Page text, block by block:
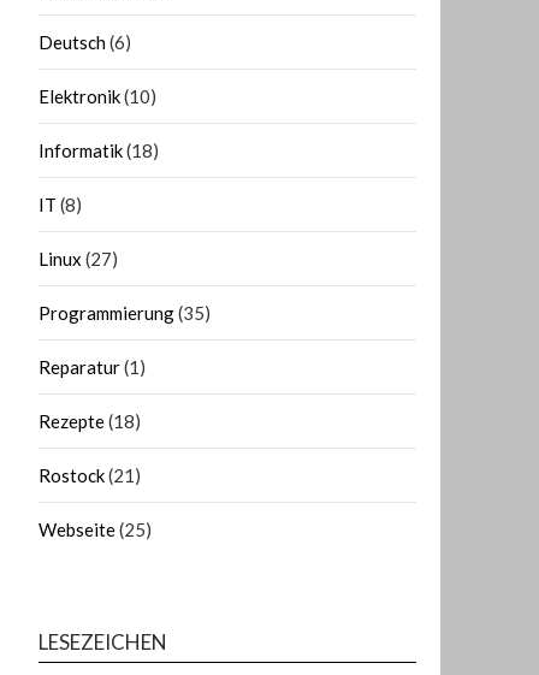
Deutsch(6)
Elektronik(10)
Informatik(18)
IT (8)
Linux (27)
Programmierung(35)
Reparatur(1)
Rezepte(18)
Rostock(21)
Webseite(25)
LESEZEICHEN